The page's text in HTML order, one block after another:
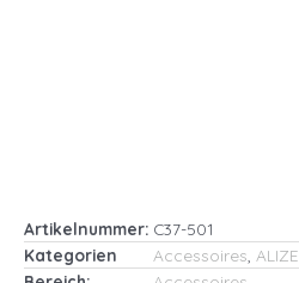
Artikelnummer: C37-501
Kategorien
Accessoires ALIZE